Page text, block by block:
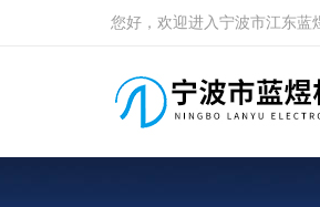
您好，欢迎进入宁波市江东蓝